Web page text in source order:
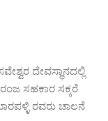
ದೇವಸ್ಥಾನದಲ್ಲಿ
ಸಹಕಾರ ಸಕ್ಕರೆ
ರವರು ಚಾಲನೆ